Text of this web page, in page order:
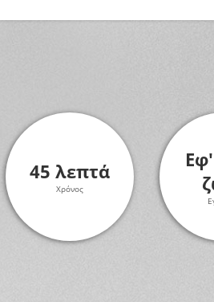
45 λεπτά
Χρόνος